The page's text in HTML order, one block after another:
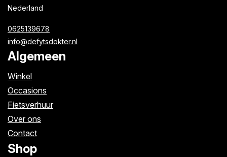
Nederland
0625139678
info@defytsdokter.nl
Algemeen
Winkel
Occasions
Fietsverhuur
Over ons
Contact
Shop